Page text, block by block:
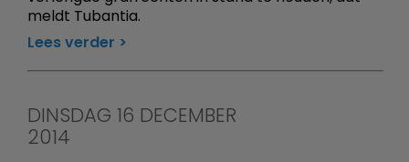
meldt Tubantia.
Lees verder
DINSDAG 16 DECEMBER
2014